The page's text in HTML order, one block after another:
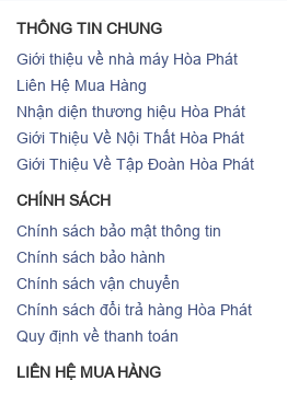
THÔNG TIN CHUNG
Giới thiệu về nhà máy Hòa Phát
Liên Hệ Mua Hàng
Nhận diện thương hiệu Hòa Phát
Giới Thiệu Về Nội Thất Hòa Phát
Giới Thiệu Về Tập Đoàn Hòa Phát
CHÍNH SÁCH
Chính sách bảo mật thông tin
Chính sách bảo hành
Chính sách vận chuyển
Chính sách đổi trả hàng Hòa Phát
Quy định về thanh toán
LIÊN HỆ MUA HÀNG